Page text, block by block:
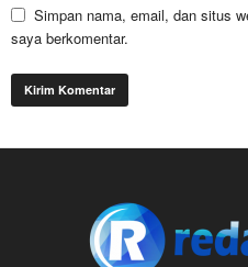
Simpan nama, email, dan situs
saya berkomentar.